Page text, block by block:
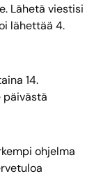
Lähetä viestisi
lähettää 4.
14.
päivästä
ohjelma